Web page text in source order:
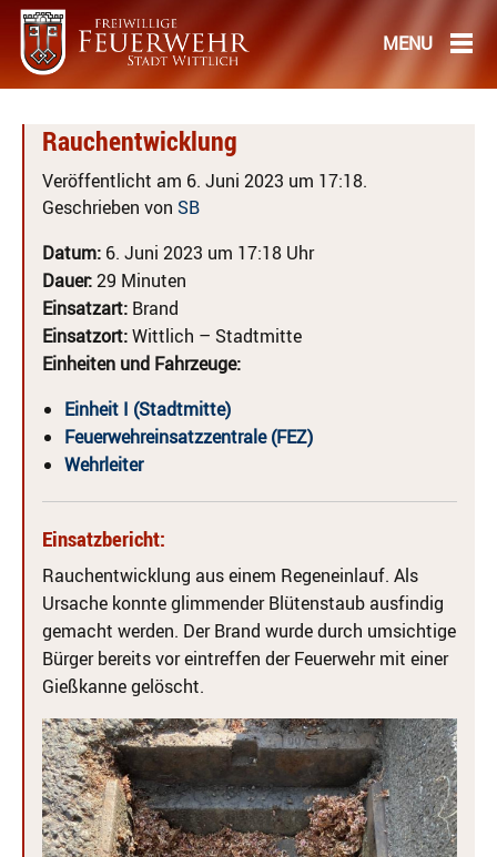
Rauchentwicklung
Veröffentlicht am 6. Juni 2023 um 17:18.
Geschrieben von SB
Datum: 6. Juni 2023 um 17:18 Uhr
Dauer:29 Minuten
Einsatzart: Brand
Einsatzort:Wittlich – Stadtmitte
Einheiten und Fahrzeuge:
Einheit I (Stadtmitte)
Feuerwehreinsatzzentrale (FEZ)
Wehrleiter
Einsatzbericht:
Rauchentwicklung aus einem Regeneinlauf. Als
Ursache konnte glimmender Blütenstaub ausfindig
gemacht werden. Der Brand wurde durch umsichtige
Bürger bereits vor eintreffen der Feuerwehr mit einer
Gießkanne gelöscht.